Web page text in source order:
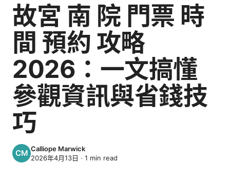
故宮 南 院 門票 時
間 預約 攻略
2026：一文搞懂
參觀資訊與省錢技
巧
Calliope Marwick
2026年4月13日 · 1 min read